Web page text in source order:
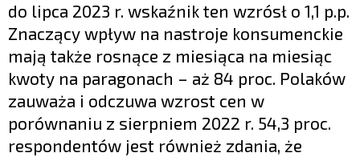
do lipca 2023 r. wskaźnik ten wzrósł o 1,1 p.p.
Znaczący wpływ na nastroje konsumenckie
mają także rosnące z miesiąca na miesiąc
kwoty na paragonach – aż 84 proc. Polaków
zauważa i odczuwa wzrost cen w
porównaniu z sierpniem 2022 r. 54,3 proc.
respondentów jest również zdania, że